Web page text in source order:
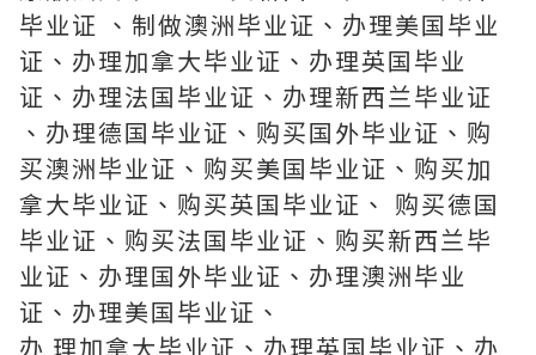
毕业证 、制做澳洲毕业证、办理美国毕业
证、办理加拿大毕业证、办理英国毕业
证、办理法国毕业证、办理新西兰毕业证
、办理德国毕业证、购买国外毕业证、购
买澳洲毕业证、购买美国毕业证、购买加
拿大毕业证、购买英国毕业证、 购买德国
毕业证、购买法国毕业证、购买新西兰毕
业证、办理国外毕业证、办理澳洲毕业
证、办理美国毕业证、
办 理加拿大毕业证、办理英国毕业证、办